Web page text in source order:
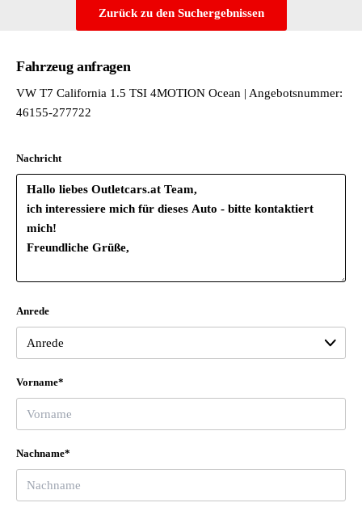
Schlüssel (2 Stück)
Schlüssel (4 Stück)
Servoschließung mit Innenbetätigung
Sommerküche
Sommerküche in Platin Sandwick
Sprachsteuerung plus ICC
Standheizung Camper für Dauerbetrieb
Steckdose 230 V mit Wechselrichter
Tire Mobility Set Reifendichtmittel und Kompressor
USB-C-Schnittstelle vorne & hinten
Verdunklungssystem Plus
VerpflichtendeErstzulassung bis 31.12.25
verstärkt Plus
Vorbereitung We Connect/We Connect Plus
Zentralverr."Keyless Advanced" + Safes.
Zurück zu den Suchergebnissen
Fahrzeug anfragen
VW T7 California 1.5 TSI 4MOTION Ocean | Angebotsnummer:
46155-277722
Nachricht
Anrede
Vorname*
Nachname*